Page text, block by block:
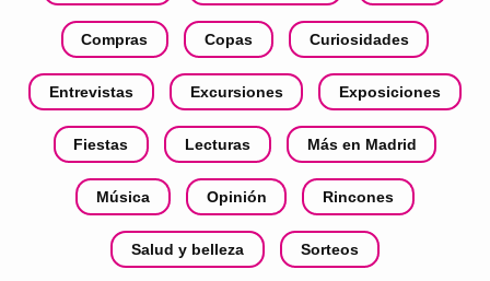
Compras Copas Curiosidades
Entrevistas Excursiones Exposiciones
Fiestas Lecturas Más en Madrid
Música Opinión Rincones
Salud y belleza Sorteos